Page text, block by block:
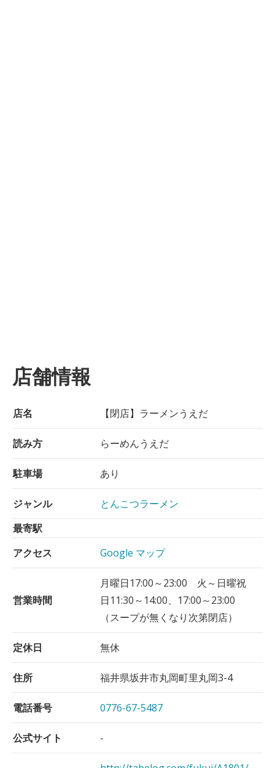
店舗情報
店名 【閉店】ラーメンうえだ
読み方 らーめんうえだ
駐車場 あり
ジャンル
とんこつラーメン
最寄駅
アクセス
Google マップ
営業時間
月曜日17:00～23:00 火～日曜祝
日11:30～14:00、17:00～23:00
（スープが無くなり次第閉店）
定休日 無休
住所 福井県坂井市丸岡町里丸岡3-4
電話番号 0776-67-5487
公式サイト -